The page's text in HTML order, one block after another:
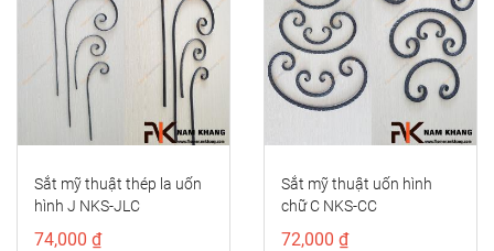
Sắt mỹ thuật thép la uốn
hình J NKS-JLC
74,000 ₫
Sắt mỹ thuật uốn hình
chữ C NKS-CC
72,000 ₫
prev